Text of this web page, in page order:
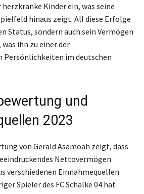
Kinder ein, was seine
hinaus zeigt. All diese Erfolge
Status, sondern auch sein Vermögen
ihn zu einer der
Persönlichkeiten im deutschen
und
2023
von Gerald Asamoah zeigt, dass
Nettovermögen
verschiedenen Einnahmequellen
Spieler des FC Schalke 04 hat